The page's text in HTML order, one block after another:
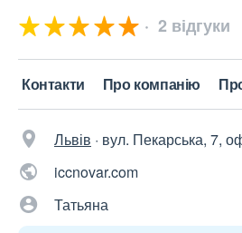
2 відгуки
Контакти Про компанію
Львів · вул. Пекарська, 7,
iccnovar.com
Татьяна